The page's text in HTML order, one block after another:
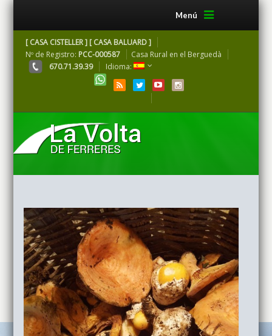
Menú
[ CASA CISTELLER ] [ CASA BALUARD ]
Nº de Registro: PCC-000587
Casa Rural en el Berguedà
670.71.39.39
Idioma: